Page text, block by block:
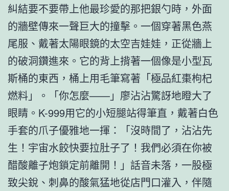
糾結要不要帶上他最珍愛的那把銀勺時，外面
的牆壁傳來一聲巨大的撞擊。一個穿著黑色燕
尾服、戴著太陽眼鏡的太空吉娃娃，正從牆上
的破洞鑽進來。它的背上揹著一個像是小型瓦
斯桶的東西，桶上用毛筆寫著「極品紅棗枸杞
燃料」。「你怎麼——」廖沾沾驚訝地瞪大了
眼睛。K-999用它的小短腿站得筆直，戴著白色
手套的爪子優雅地一揮：「沒時間了，沾沾先
生！宇宙水餃快要拉肚子了！我們必須在你被
醋酸離子炮鎖定前離開！」話音未落，一股極
致尖銳、刺鼻的酸氣猛地從店門口灌入，伴隨